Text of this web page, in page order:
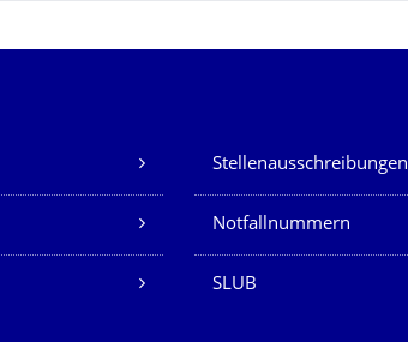
Stellenausschreibungen
Notfallnummern
SLUB